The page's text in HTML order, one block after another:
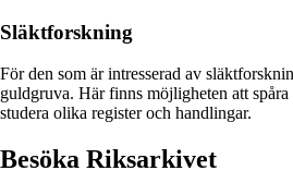
Släktforskning
För den som är intresserad av
guldgruva. Här finns möjligheten att
studera olika register och handlingar.
Besöka Riksarkivet